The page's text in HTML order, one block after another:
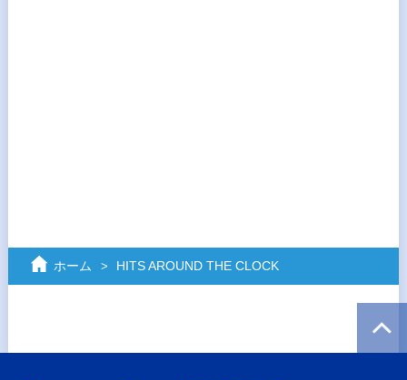
ホーム HITS AROUND THE CLOCK